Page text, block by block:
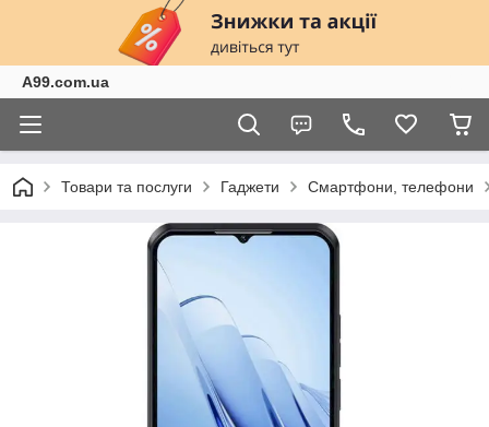
A99.com.ua
Товари та послуги Гаджети Смартфони, телефони